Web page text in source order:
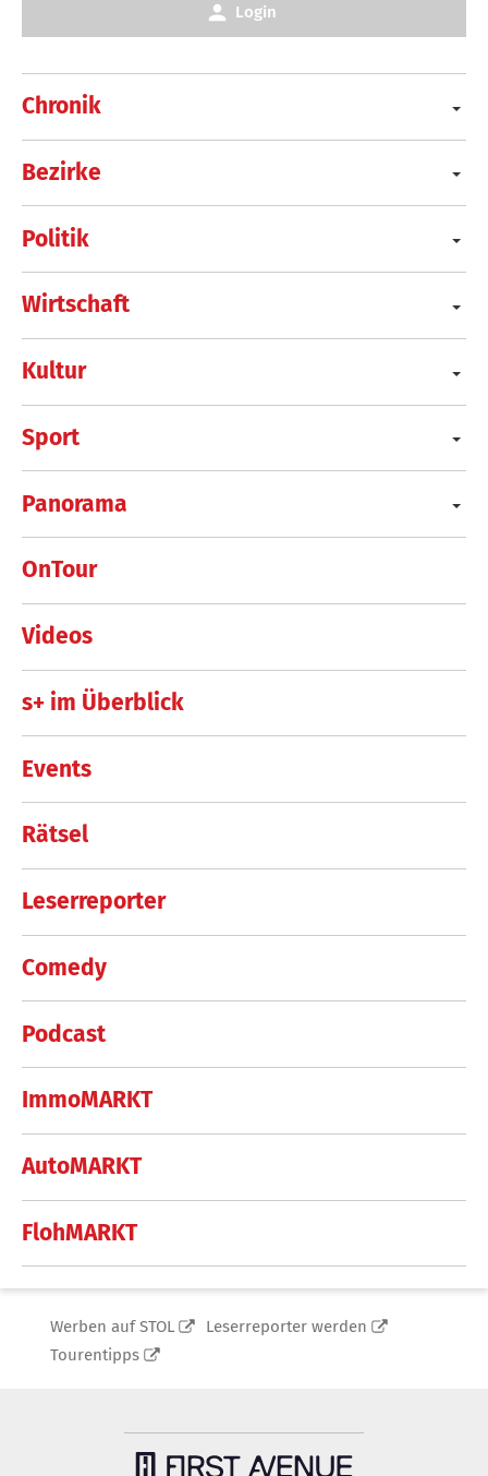
Chronik
Bezirke
Politik
Wirtschaft
Kultur
Sport
Panorama
OnTour
Videos
s+ im Überblick
Events
Rätsel
Leserreporter
Comedy
Podcast
ImmoMARKT
AutoMARKT
FlohMARKT
Login
Werben auf STOL
Leserreporter werden
Tourentipps